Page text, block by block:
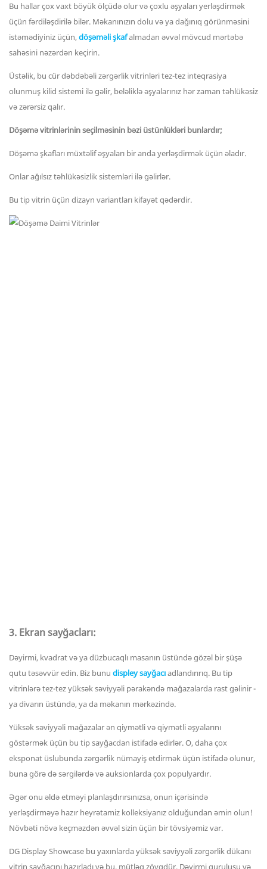
Bu hallar çox vaxt böyük ölçüdə olur və çoxlu əşyaları yerləşdirmək
üçün fərdiləşdirilə bilər. Məkanınızın dolu və ya dağınıq görünməsini
istəmədiyiniz üçün,döşəməli şkafalmadan əvvəl mövcud mərtəbə
sahəsini nəzərdən keçirin.
Üstəlik, bu cür dəbdəbəli zərgərlik vitrinləri tez-tez inteqrasiya
olunmuş kilid sistemi ilə gəlir, beləliklə əşyalarınız hər zaman təhlükəsiz
və zərərsiz qalır.
Döşəmə vitrinlərinin seçilməsinin bəzi üstünlükləri bunlardır;
Döşəmə şkafları müxtəlif əşyaları bir anda yerləşdirmək üçün əladır.
Onlar ağılsız təhlükəsizlik sistemləri ilə gəlirlər.
Bu tip vitrin üçün dizayn variantları kifayət qədərdir.
3. Ekran sayğacları:
Dəyirmi, kvadrat və ya düzbucaqlı masanın üstündə gözəl bir şüşə
qutu təsəvvür edin. Biz bunu displey sayğacıadlandırırıq. Bu tip
vitrinlərə tez-tez yüksək səviyyəli pərakəndə mağazalarda rast gəlinir -
ya divarın üstündə, ya da məkanın mərkəzində.
Yüksək səviyyəli mağazalar ən qiymətli və qiymətli əşyalarını
göstərmək üçün bu tip sayğacdan istifadə edirlər. O, daha çox
eksponat üslubunda zərgərlik nümayiş etdirmək üçün istifadə olunur,
buna görə də sərgilərdə və auksionlarda çox populyardır.
Əgər onu əldə etməyi planlaşdırırsınızsa, onun içərisində
yerləşdirməyə hazır heyrətamiz kolleksiyanız olduğundan əmin olun!
Növbəti növə keçməzdən əvvəl sizin üçün bir tövsiyəmiz var.
DG Display Showcase bu yaxınlarda yüksək səviyyəli zərgərlik dükanı
vitrin sayğacını hazırladı və bu, mütləq zövqdür. Dəyirmi quruluşu və